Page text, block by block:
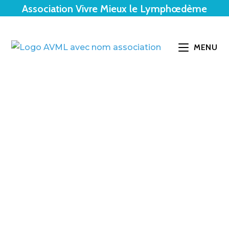
Association Vivre Mieux le Lymphœdème
MENU